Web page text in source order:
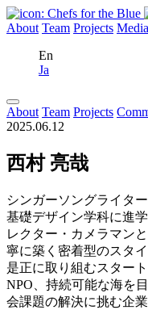
About Team Projects Media
En
Ja
About Team Projects
2025.06.12
西村 亮哉
シンガーソングライタ
基礎デザイン学科に進
レクター・カメラマン
寧に築く密着型のスタ
是正に取り組むスター
NPO、持続可能な海を
会課題の解決に挑む企